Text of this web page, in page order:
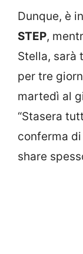
Dunque, è
STEP,
Stella, sarà
per tre
martedì al
“Stasera
conferma
share